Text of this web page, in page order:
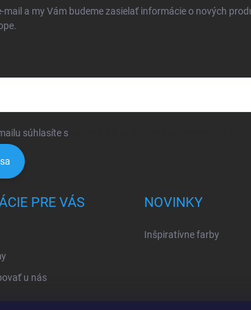
mail a my Vám budeme zasielať informácie o nových
súhlasíte s
PRE VÁS
u nás
NOVINKY
Inšpiratívne farby